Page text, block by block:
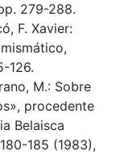
279-288.
F. Xavier:
126.
M.: Sobre
procedente
Belaisca
185 (1983),